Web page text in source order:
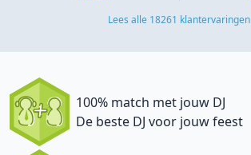
Lees alle 18261 klantervaringen
100% match met jouw DJ
De beste DJ voor jouw feest